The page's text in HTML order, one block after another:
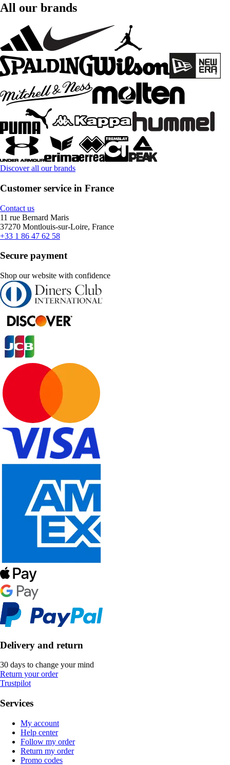
All our brands
Discover all our brands
Customer service in France
Contact us
11 rue Bernard Maris
37270 Montlouis-sur-Loire, France
+33 1 86 47 62 58
Secure payment
Shop our website with confidence
Delivery and return
30 days to change your mind
Return your order
Trustpilot
Services
My account
Help center
Follow my order
Return my order
Promo codes